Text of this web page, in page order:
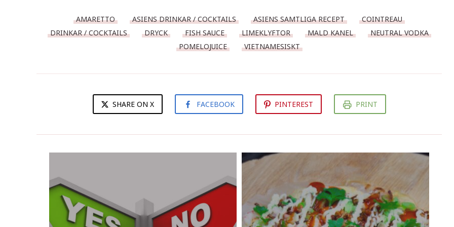
AMARETTO ASIENS DRINKAR / COCKTAILS ASIENS SAMTLIGA RECEPT
COINTREAU
DRINKAR / COCKTAILS
DRYCK FISH SAUCE LIMEKLYFTOR MALD KANEL
NEUTRAL VODKA
POMELOJUICE
VIETNAMESISKT
SHARE ON X FACEBOOK PINTEREST PRINT